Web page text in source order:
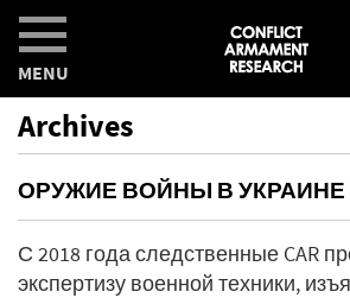
MENU
Archives
ОРУЖИЕ ВОЙНЬІ В УКРАИНЕ
С 2018 года следственные CAR
экспертизу военной техники,